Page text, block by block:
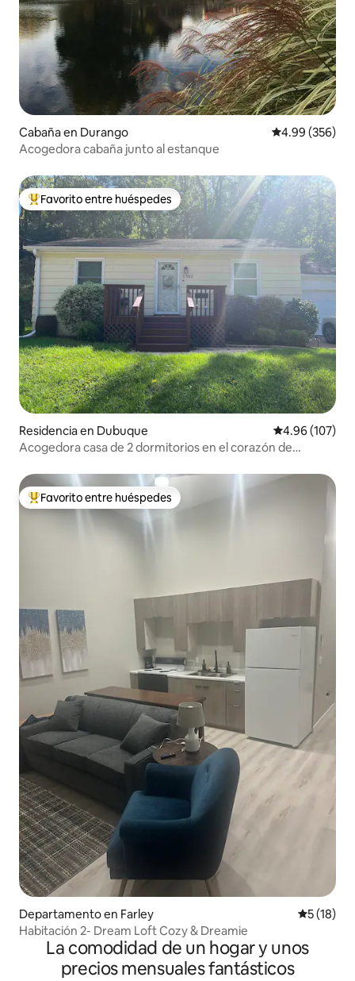
Cabaña en Durango Calificación
4.99 (356)
Acogedora cabaña junto al estanque
De los mejores en Favorito entre huéspedes
Favorito entre huéspedes
Residencia en Dubuque Calificación
4.96 (107)
Acogedora casa de 2 dormitorios en el corazón de
De los mejores en Favorito entre huéspedes
Favorito entre huéspedes
Departamento en Farley
5 (18)
Habitación 2- Dream Loft Cozy & Dreamie
La comodidad de un hogar y unos
precios mensuales fantásticos